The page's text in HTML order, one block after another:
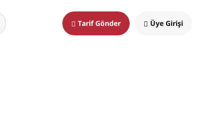
Tarif Gönder Üye Girişi